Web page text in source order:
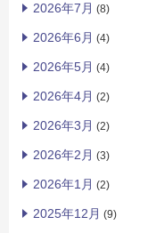
2026年7月 (8)
2026年6月 (4)
2026年5月 (4)
2026年4月 (2)
2026年3月 (2)
2026年2月 (3)
2026年1月 (2)
2025年12月 (9)